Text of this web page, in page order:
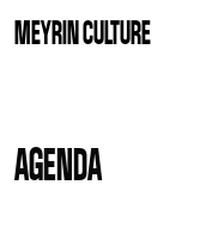
MEYRIN CULTURE
AGENDA